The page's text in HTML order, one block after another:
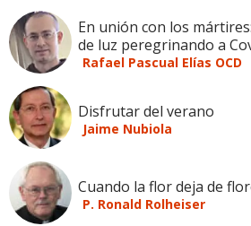
En unión con los
de luz peregrinando a
Rafael Pascual Elías OCD
Disfrutar del verano
Jaime Nubiola
Cuando la flor deja de
P. Ronald Rolheiser